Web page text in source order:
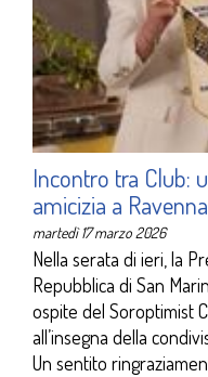
Incontro tra Club:
amicizia a Ravenna
martedì 17 marzo 2026
Nella serata di ieri, la
Repubblica di San
ospite del Soroptimist
all’insegna della
Un sentito